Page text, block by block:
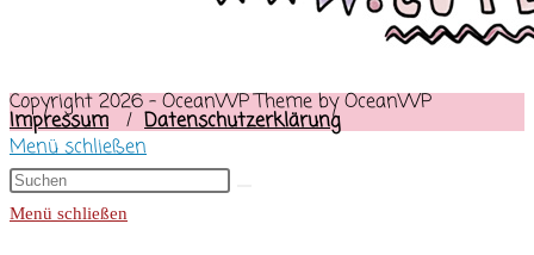
Copyright 2026 - OceanWP Theme by OceanWP
Impressum / Datenschutzerklärung
Menü schließen
Menü schließen